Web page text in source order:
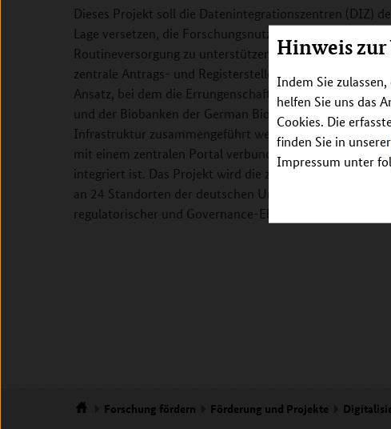
Hinweis
Indem Sie
helfen Sie uns das
Cookies. Die
finden Sie in unserer
Impressum unter
Dieses Projekt soll die Datenintegrationszentren (DIZ)
Lage versetzen, die Forschungsnutzung von Bioproben
Routineversorgung zu unterstützen, einschließlich
zentrale Antrags- und Registerstelle der MII (ZARS).
Ansatz, bei dem die Errungenschaften und Erfahrungen
und der Biobanken der German Biobank Alliance (GBA)
Infrastruktur zusammengeführt werden, die mit dem
mit einem zentralen Portal verbunden sein wird, das
integriert ist. Das Projekt wird die zukünftige enge
an 24 Standorten der deutschen Universitätsmedizin
regulatorischer und Governance-Ebene ermöglichen.
Forschung fördern Förderung und Projekte